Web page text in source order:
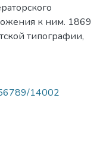
к ним. 1869
типографии,
14002